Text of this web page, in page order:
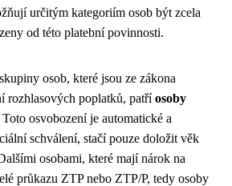
určitým kategoriím osob být zcela
od této platební povinnosti.
osob, které jsou ze zákona
rozhlasových poplatků, patříosoby
Toto osvobození je automatické a
schválení, stačí pouze doložit věk
osobami, které mají nárok na
průkazu ZTP nebo ZTP/P, tedy osoby